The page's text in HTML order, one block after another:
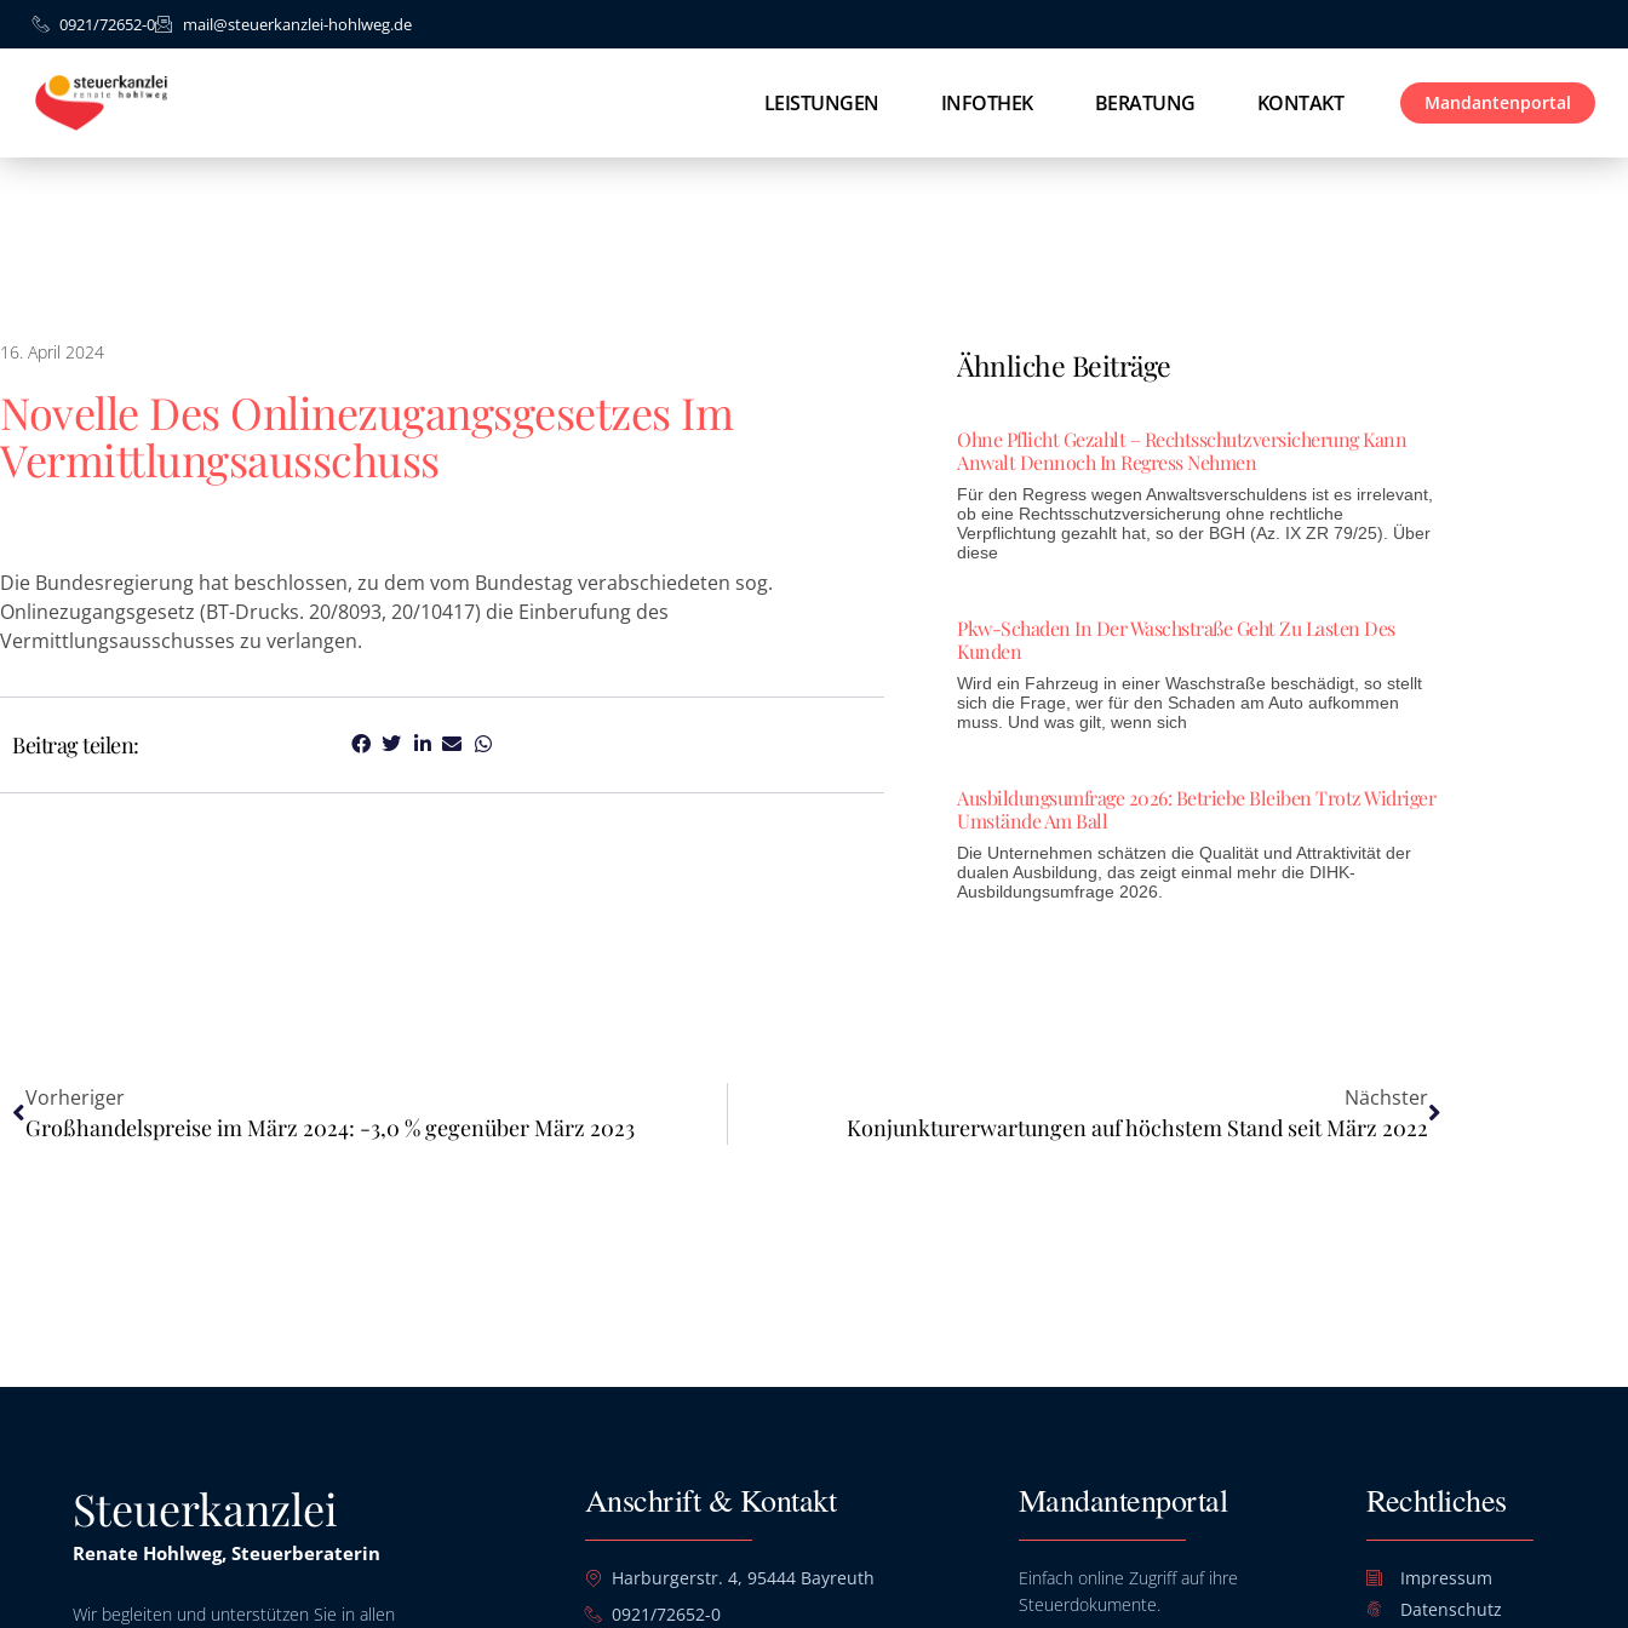
0921/72652-0 mail@steuerkanzlei-hohlweg.de
LEISTUNGEN INFOTHEK BERATUNG KONTAKT Mandantenportal
16. April 2024
Novelle Des Onlinezugangsgesetzes Im
Vermittlungsausschuss
Die Bundesregierung hat beschlossen, zu dem vom Bundestag verabschiedeten sog.
Onlinezugangsgesetz (BT-Drucks. 20/8093, 20/10417) die Einberufung des
Vermittlungsausschusses zu verlangen.
Beitrag teilen:
Ähnliche Beiträge
Ohne Pflicht Gezahlt – Rechtsschutzversicherung Kann
Anwalt Dennoch In Regress Nehmen
Für den Regress wegen Anwaltsverschuldens ist es irrelevant,
ob eine Rechtsschutzversicherung ohne rechtliche
Verpflichtung gezahlt hat, so der BGH (Az. IX ZR 79/25). Über
diese
Pkw-Schaden In Der Waschstraße Geht Zu Lasten Des
Kunden
Wird ein Fahrzeug in einer Waschstraße beschädigt, so stellt
sich die Frage, wer für den Schaden am Auto aufkommen
muss. Und was gilt, wenn sich
Ausbildungsumfrage 2026: Betriebe Bleiben Trotz Widriger
Umstände Am Ball
Die Unternehmen schätzen die Qualität und Attraktivität der
dualen Ausbildung, das zeigt einmal mehr die DIHK-
Ausbildungsumfrage 2026.
Vorheriger
Großhandelspreise im März 2024: -3,0 % gegenüber März 2023
Nächster
Konjunkturerwartungen auf höchstem Stand seit März 2022
Steuerkanzlei
Renate Hohlweg, Steuerberaterin
Wir begleiten und unterstützen Sie in allen
Anschrift & Kontakt
Harburgerstr. 4, 95444 Bayreuth
0921/72652-0
Mandantenportal
Einfach online Zugriff auf ihre
Steuerdokumente.
Rechtliches
Impressum
Datenschutz